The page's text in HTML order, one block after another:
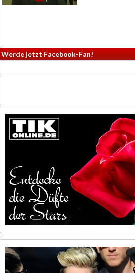
Werde jetzt Facebook-Fan!